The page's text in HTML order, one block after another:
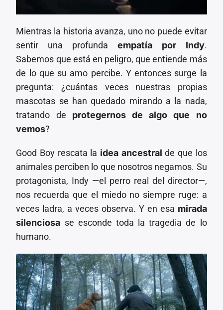
Mientras la historia avanza, uno no puede evitar
sentir una profunda empatía por Indy.
Sabemos que está en peligro, que entiende más
de lo que su amo percibe. Y entonces surge la
pregunta: ¿cuántas veces nuestras propias
mascotas se han quedado mirando a la nada,
tratando de protegernos de algo que no
vemos?
Good Boy rescata la idea ancestral de que los
animales perciben lo que nosotros negamos. Su
protagonista, Indy —el perro real del director—,
nos recuerda que el miedo no siempre ruge: a
veces ladra, a veces observa. Y en esa mirada
silenciosa se esconde toda la tragedia de lo
humano.